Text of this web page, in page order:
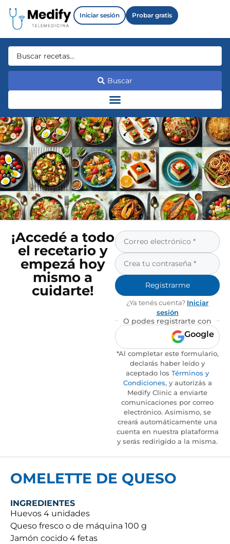
Iniciar sesión Probar gratis
Buscar
¡Accedé a todo
el recetario y
empezá hoy
mismo a
cuidarte!
Registrarme
¿Ya tenés cuenta? Iniciar
sesión
O podes registrarte con
Google
*Al completar este formulario,
declarás haber leído y
aceptado los Términos y
Condiciones, y autorizás a
Medify Clinic a enviarte
comunicaciones por correo
electrónico. Asimismo, se
creará automáticamente una
cuenta en nuestra plataforma
y serás redirigido a la misma.
OMELETTE DE QUESO
INGREDIENTES
Huevos 4 unidades
Queso fresco o de máquina 100 g
Jamón cocido 4 fetas